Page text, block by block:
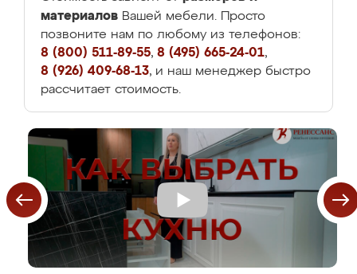
материалов Вашей мебели. Просто
позвоните нам по любому из телефонов:
8 (800) 511-89-55, 8 (495) 665-24-01,
8 (926) 409-68-13, и наш менеджер быстро
рассчитает стоимость.